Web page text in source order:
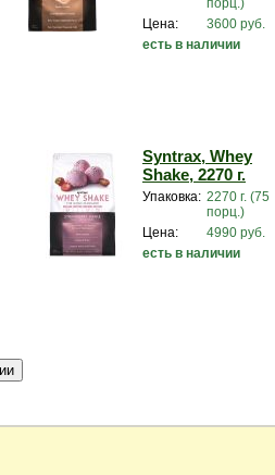
порц.)
Цена:
3600 руб.
есть в наличии
Syntrax, Whey
Shake, 2270 г.
Упаковка: 2270 г. (75
порц.)
Цена:
4990 руб.
есть в наличии